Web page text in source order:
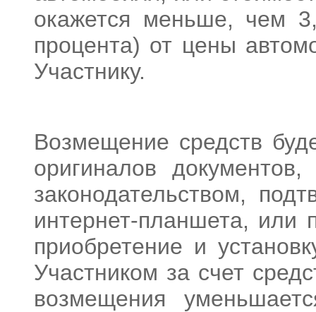
окажется меньше, чем
процента) от цены
Участнику.
Возмещение средств
оригиналов
законодательством,
интернет-планшета, или
приобретение и
Участником за счет
возмещения